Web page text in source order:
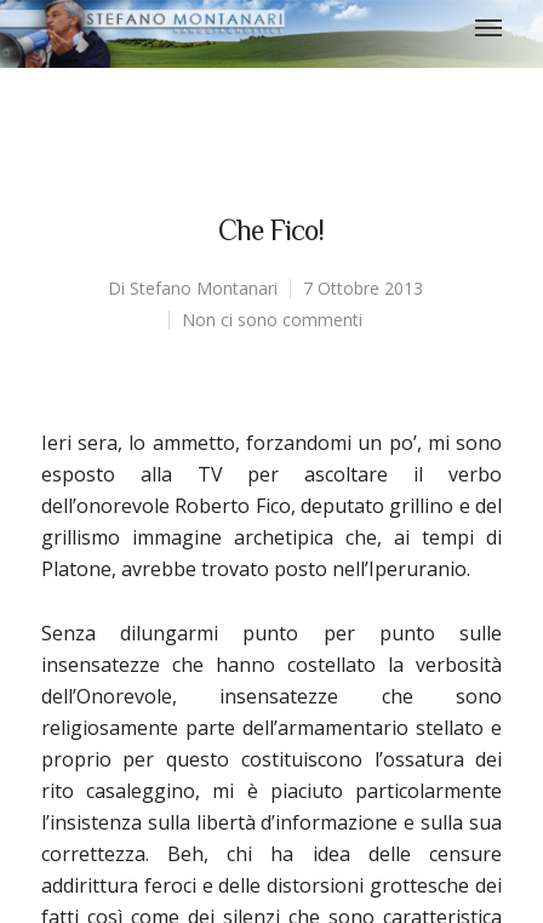
Che Fico!
Di Stefano Montanari
7 Ottobre 2013
Non ci sono commenti
Ieri sera, lo ammetto, forzandomi un po’, mi sono
esposto alla TV per ascoltare il verbo
dell’onorevole Roberto Fico, deputato grillino e del
grillismo immagine archetipica che, ai tempi di
Platone, avrebbe trovato posto nell’Iperuranio.
Senza dilungarmi punto per puntosulle
insensatezze che hanno costellato la verbosità
dell’Onorevole, insensatezze che sono
religiosamente parte dell’armamentario stellato e
proprio per questo costituiscono l’ossatura dei
rito casaleggino, mi è piaciuto particolarmente
l’insistenza sulla libertà d’informazione e sulla sua
correttezza. Beh, chi ha idea delle censure
addirittura feroci e delle distorsioni grottesche dei
fatti così come dei silenzi che sono caratteristica